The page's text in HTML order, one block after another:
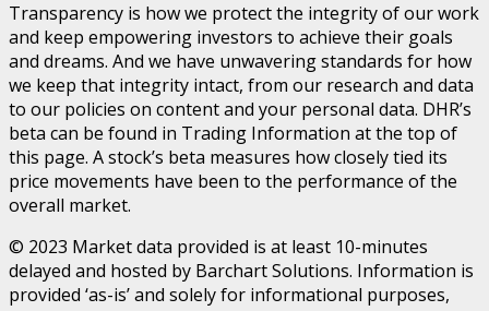
Transparency is how we protect the integrity of our work
and keep empowering investors to achieve their goals
and dreams. And we have unwavering standards for how
we keep that integrity intact, from our research and data
to our policies on content and your personal data. DHR’s
beta can be found in Trading Information at the top of
this page. A stock’s beta measures how closely tied its
price movements have been to the performance of the
overall market.
© 2023 Market data provided is at least 10-minutes
delayed and hosted by Barchart Solutions. Information is
provided ‘as-is’ and solely for informational purposes,